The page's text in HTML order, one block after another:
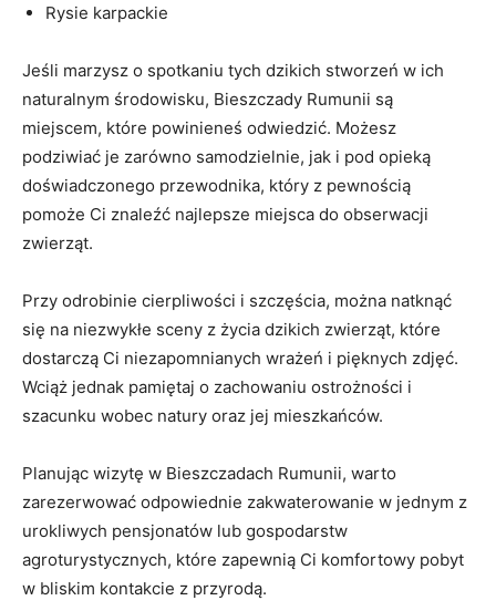
Rysie karpackie
Jeśli marzysz o spotkaniu tych dzikich stworzeń w ich
naturalnym środowisku, Bieszczady Rumunii są
miejscem, które powinieneś odwiedzić. Możesz
podziwiać je zarówno samodzielnie, jak i pod opieką
doświadczonego przewodnika, który z pewnością
pomoże Ci znaleźć najlepsze miejsca do obserwacji
zwierząt.
Przy odrobinie cierpliwości i szczęścia, można natknąć
się na niezwykłe sceny z życia dzikich zwierząt, które
dostarczą Ci niezapomnianych wrażeń i pięknych zdjęć.
Wciąż jednak pamiętaj o zachowaniu ostrożności i
szacunku wobec natury oraz jej mieszkańców.
Planując wizytę w Bieszczadach Rumunii, warto
zarezerwować odpowiednie zakwaterowanie w jednym z
urokliwych pensjonatów lub gospodarstw
agroturystycznych, które zapewnią Ci komfortowy pobyt
w bliskim kontakcie z przyrodą.